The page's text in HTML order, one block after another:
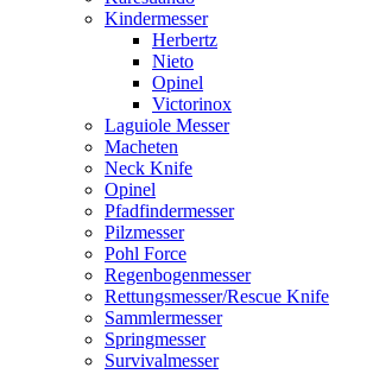
Kindermesser
Herbertz
Nieto
Opinel
Victorinox
Laguiole Messer
Macheten
Neck Knife
Opinel
Pfadfindermesser
Pilzmesser
Pohl Force
Regenbogenmesser
Rettungsmesser/Rescue Knife
Sammlermesser
Springmesser
Survivalmesser